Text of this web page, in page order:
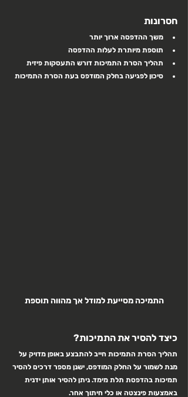
חסרונות
משך ההדפסה ארוך יותר
תוספת מיותרת לעלות ההדפסה
תהליך הסרת התמיכות דורש התעסקות פיזית
סיכון לפגיעה בחלק המודפס בעת הסרת התמיכות
התמיכה מסייעת למודל אך מהווה תוספת
כיצד להסיר את התמיכות?
תהליך הסרת התמיכות חייב להתבצע באופן מדויק על
מנת לשמור על החלק המודפס, ישנן מספר דרכים להסיר
תמיכות בהדפסת תלת מימד. ניתן להסיר אותן ידנית
באמצעות פינצטה או כלי חיתוך אחר.